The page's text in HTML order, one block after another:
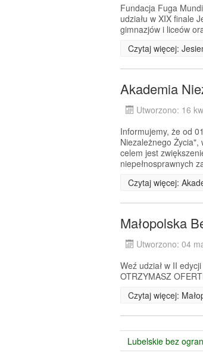
Fundacja Fuga
udziału w XIX finale
gimnazjów i liceów
Czytaj więcej:
Akademia
Utworzono: 16
Informujemy, że od
Niezależnego Życia",
celem jest
niepełnosprawnych
Czytaj więcej:
Małopolska
Utworzono: 04
Weź udział w II
OTRZYMASZ
Czytaj więcej:
Lubelskie bez